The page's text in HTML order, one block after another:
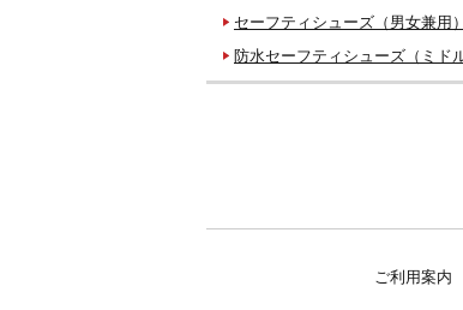
セーフティシューズ（男女兼用）
防水セーフティシューズ（ミド
ご利用案内